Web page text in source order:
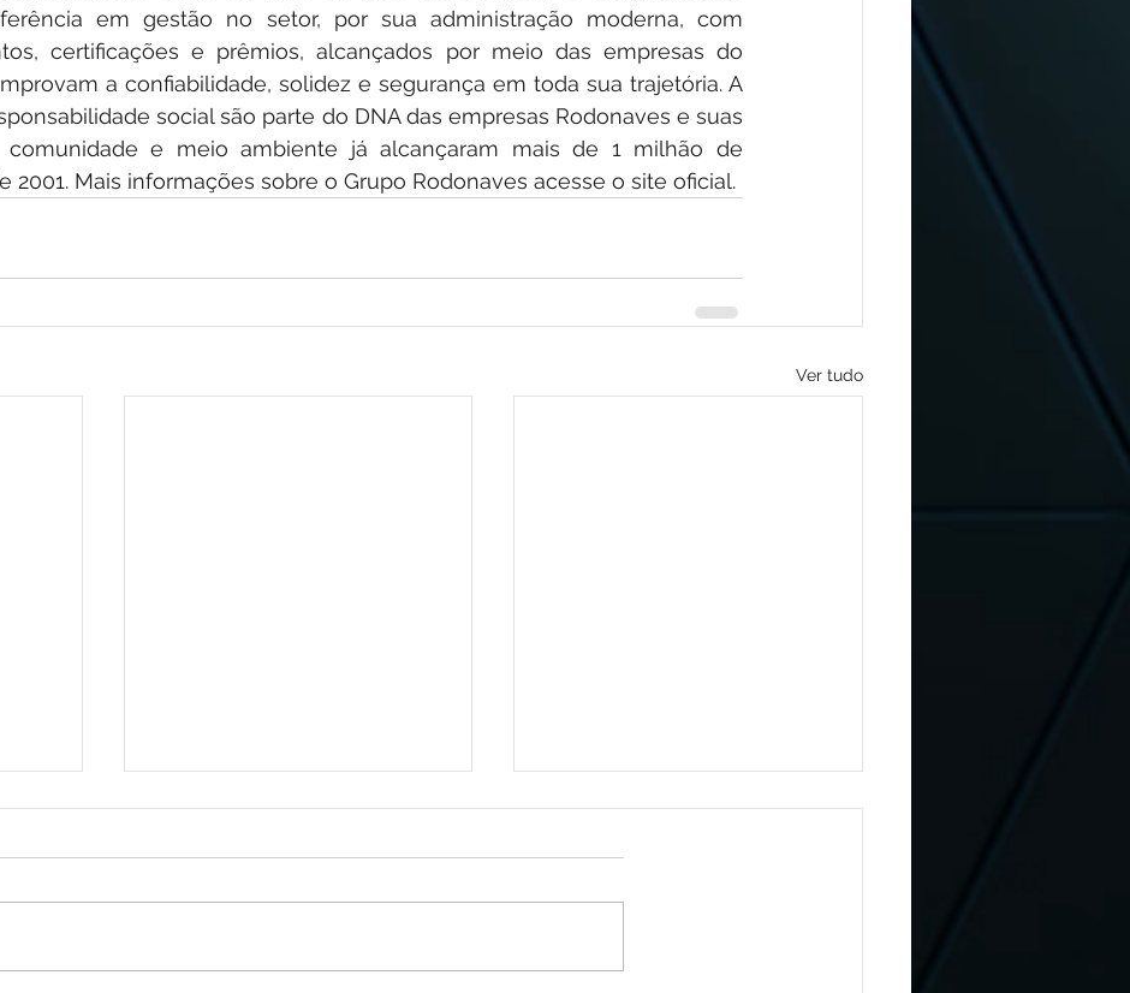
em gestão no setor, por sua administração moderna, com
certificações e prêmios, alcançados por meio das empresas do
a confiabilidade, solidez e segurança em toda sua trajetória. A
social são parte do DNA das empresas Rodonaves e suas
e meio ambiente já alcançaram mais de 1 milhão de
2001. Mais informações sobre o Grupo Rodonaves acesse o site oficial.
Ver tudo